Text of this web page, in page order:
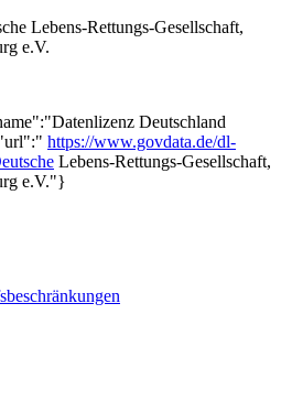
Lebens-Rettungs-Gesellschaft,
e.V.
Deutschland
https://www.govdata.de/dl-
Lebens-Rettungs-Gesellschaft,
e.V."}